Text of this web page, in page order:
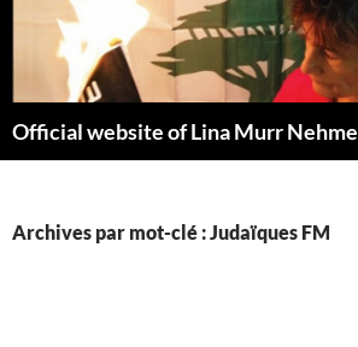
contenu
Official website of Lina Murr Nehme
Archives par mot-clé : Judaïques FM